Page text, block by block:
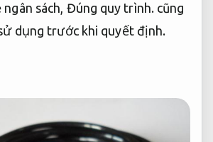
sách, Đúng quy trình. cũng
dụng trước khi quyết định.